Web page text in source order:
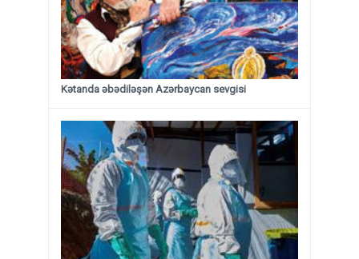
Kətanda əbədiləşən Azərbaycan sevgisi